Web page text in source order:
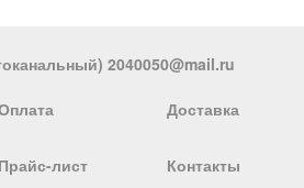
2040050@mail.ru
Доставка
Прайс-лист Контакты